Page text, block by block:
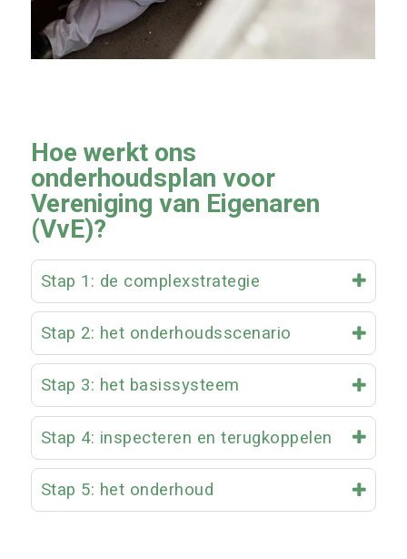
Hoe werkt ons
onderhoudsplan voor
Vereniging van Eigenaren
(VvE)?
Stap 1: de complexstrategie
Stap 2: het onderhoudsscenario
Stap 3: het basissysteem
Stap 4: inspecteren en terugkoppelen
Stap 5: het onderhoud